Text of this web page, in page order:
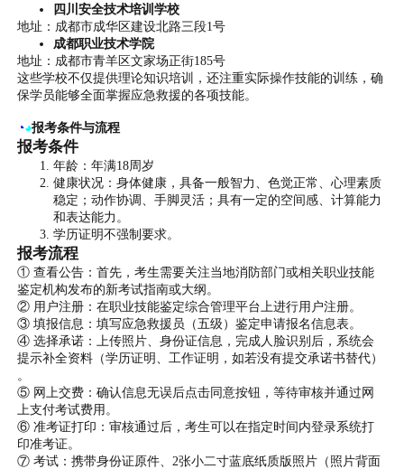
四川安全技术培训学校
地址：成都市成华区建设北路三段1号
成都职业技术学院
地址：成都市青羊区文家场正街185号
这些学校不仅提供理论知识培训，还注重实际操作技能的训练，确
保学员能够全面掌握应急救援的各项技能。
◔◕报考条件与流程
报考条件
年龄：年满18周岁
健康状况：身体健康，具备一般智力、色觉正常、心理素质
稳定；动作协调、手脚灵活；具有一定的空间感、计算能力
和表达能力。
学历证明不强制要求。
报考流程
① 查看公告：首先，考生需要关注当地消防部门或相关职业技能
鉴定机构发布的新考试指南或大纲。
② 用户注册：在职业技能鉴定综合管理平台上进行用户注册。
③ 填报信息：填写应急救援员（五级）鉴定申请报名信息表。
④ 选择承诺：上传照片、身份证信息，完成人脸识别后，系统会
提示补全资料（学历证明、工作证明，如若没有提交承诺书替代）
。
⑤ 网上交费：确认信息无误后点击同意按钮，等待审核并通过网
上支付考试费用。
⑥ 准考证打印：审核通过后，考生可以在指定时间内登录系统打
印准考证。
⑦ 考试：携带身份证原件、2张小二寸蓝底纸质版照片（照片背面